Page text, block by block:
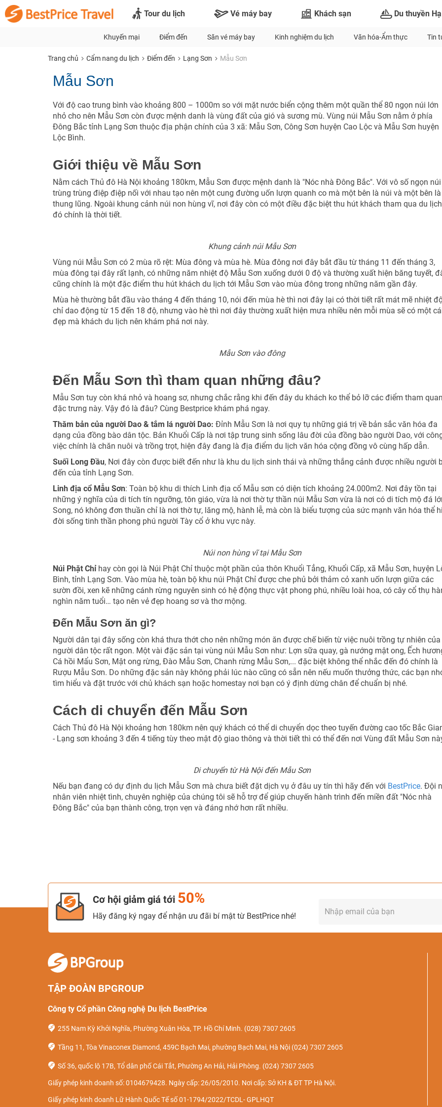
Tour du lịch Vé máy bay Khách sạn Du thuyền
Khuyến mại Điểm đến Săn vé máy bay Kinh nghiệm du lịch Văn hóa-Ẩm thực Tin
Trang chủ Cẩm nang du lịch Điểm đến Lạng Sơn Mẫu Sơn
Mẫu Sơn
Với độ cao trung bình vào khoảng 800 – 1000m so với mặt nước biển cộng thêm một quần thể 80 ngọn núi lớn
nhỏ cho nên Mẫu Sơn còn được mệnh danh là vùng đất của gió và sương mù. Vùng núi Mẫu Sơn nằm ở phía
Đông Bắc tỉnh Lạng Sơn thuộc địa phận chính của 3 xã: Mẫu Sơn, Công Sơn huyện Cao Lộc và Mẫu Sơn huyện
Lộc Bình.
Giới thiệu về Mẫu Sơn
Nằm cách Thủ đô Hà Nội khoảng 180km, Mẫu Sơn được mệnh danh là "Nóc nhà Đông Bắc". Với vô số ngọn núi
trùng trùng điệp điệp nối với nhau tạo nên một cung đường uốn lượn quanh co mà một bên là núi và một bên là
thung lũng. Ngoài khung cảnh núi non hùng vĩ, nơi đây còn có một điều đặc biệt thu hút khách tham qua du lịch
đó chính là thời tiết.
Khung cảnh núi Mẫu Sơn
Vùng núi Mẫu Sơn có 2 mùa rõ rệt: Mùa đông và mùa hè. Mùa đông nơi đây bắt đầu từ tháng 11 đến tháng 3,
mùa đông tại đây rất lạnh, có những năm nhiệt độ Mẫu Sơn xuống dưới 0 độ và thường xuất hiện băng tuyết,
cũng chính là một đặc điểm thu hút khách du lịch tới Mẫu Sơn vào mùa đông trong những năm gần đây.
Mùa hè thường bắt đầu vào tháng 4 đến tháng 10, nói đến mùa hè thì nơi đây lại có thời tiết rất mát mẽ nhiệt
chỉ dao động từ 15 đến 18 độ, nhưng vào hè thì nơi đây thường xuất hiện mưa nhiều nên mỗi mùa sẽ có một
đẹp mà khách du lịch nên khám phá nơi này.
Mẫu Sơn vào đông
Đến Mẫu Sơn thì tham quan những đâu?
Mẫu Sơn tuy còn khá nhỏ và hoang sơ, nhưng chắc rằng khi đến đây du khách ko thể bỏ lỡ các điểm tham quan
đặc trưng này. Vậy đó là đâu? Cùng Bestprice khám phá ngay.
Thăm bản của người Dao & tắm lá người Dao: Đỉnh Mẫu Sơn là nơi quy tụ những giá trị về bản sắc văn hóa đa
dạng của đồng bào dân tộc. Bản Khuổi Cấp là nơi tập trung sinh sống lâu đời của đồng bào người Dao, với
việc chính là chăn nuôi và trồng trọt, hiện đây đang là địa điểm du lịch văn hóa cộng đồng vô cùng hấp dẫn.
Suối Long Đầu, Nơi đây còn được biết đến như là khu du lịch sinh thái và những thắng cảnh được nhiều người
đến của tỉnh Lạng Sơn.
Linh địa cổ Mẫu Sơn: Toàn bộ khu di thích Linh địa cổ Mẫu sơn có diện tích khoảng 24.000m2. Nơi đây tồn tại
những ý nghĩa của di tích tín ngưỡng, tôn giáo, vừa là nơi thờ tự thần núi Mẫu Sơn vừa là nơi có di tích mộ đá
Song, nó không đơn thuần chỉ là nơi thờ tự, lăng mộ, hành lễ, mà còn là biểu tượng của sức mạnh văn hóa thể
đời sống tinh thần phong phú người Tày cổ ở khu vực này.
Núi non hùng vĩ tại Mẫu Sơn
Núi Phặt Chỉhay còn gọi là Núi Phật Chỉ thuộc một phần của thôn Khuổi Tẳng, Khuổi Cấp, xã Mẫu Sơn, huyện
Bình, tỉnh Lạng Sơn. Vào mùa hè, toàn bộ khu núi Phặt Chỉ được che phủ bởi thảm cỏ xanh uốn lượn giữa các
sườn đồi, xen kẽ những cánh rừng nguyên sinh có hệ động thực vật phong phú, nhiều loài hoa, có cây cổ thụ
nghìn năm tuổi… tạo nên vẻ đẹp hoang sơ và thơ mộng.
Đến Mẫu Sơn ăn gì?
Người dân tại đây sống còn khá thưa thớt cho nên những món ăn được chế biến từ việc nuôi trồng tự nhiên của
người dân tộc rất ngon. Một vài đặc sản tại vùng núi Mẫu Sơn như: Lợn sữa quay, gà nướng mật ong, Ếch
Cá hồi Mẩu Sơn, Mật ong rừng, Đào Mẫu Sơn, Chanh rừng Mẫu Sơn,... đặc biệt không thể nhắc đến đó chính là
Rượu Mẫu Sơn. Do những đặc sản này không phải lúc nào cũng có sẵn nên nếu muốn thưởng thức, các bạn
tìm hiểu và đặt trước với chủ khách sạn hoặc homestay nơi bạn có ý định dừng chân để chuẩn bị nhé.
Cách di chuyển đến Mẫu Sơn
Cách Thủ đô Hà Nội khoảng hơn 180km nên quý khách có thể di chuyển dọc theo tuyến đường cao tốc Bắc
- Lạng sơn khoảng 3 đến 4 tiếng tùy theo mật độ giao thông và thời tiết thì có thể đến nơi Vùng đất Mẫu Sơn
Di chuyển từ Hà Nội đến Mẫu Sơn
Nếu bạn đang có dự định du lịch Mẫu Sơn mà chưa biết đặt dịch vụ ở đâu uy tín thì hãy đến với BestPrice. Đội
nhân viên nhiệt tình, chuyên nghiệp của chúng tôi sẽ hỗ trợ để giúp chuyến hành trình đến miền đất "Nóc nhà
Đông Bắc" của bạn thành công, trọn vẹn và đáng nhớ hơn rất nhiều.
Cơ hội giảm giá tới 50%
Hãy đăng ký ngay để nhận ưu đãi bí mật từ BestPrice nhé!
TẬP ĐOÀN BPGROUP
Công ty Cổ phần Công nghệ Du lịch BestPrice
255 Nam Kỳ Khởi Nghĩa, Phường Xuân Hòa, TP. Hồ Chí Minh. (028) 7307 2605
Tầng 11, Tòa Vinaconex Diamond, 459C Bạch Mai, phường Bạch Mai, Hà Nội (024) 7307 2605
Số 36, quốc lộ 17B, Tổ dân phố Cái Tắt, Phường An Hải, Hải Phòng. (024) 7307 2605
Giấy phép kinh doanh số: 0104679428. Ngày cấp: 26/05/2010. Nơi cấp: Sở KH & ĐT TP Hà Nội.
Giấy phép kinh doanh Lữ Hành Quốc Tế số 01-1794/2022/TCDL- GPLHQT
TƯ VẤN NGAY
TƯ VẤN NGAY
Nhận ưu đãi ngay
TƯ VẤN NGAY
TƯ VẤN NGAY
NHẬN ƯU ĐÃI NGAY
TƯ VẤN NGAY